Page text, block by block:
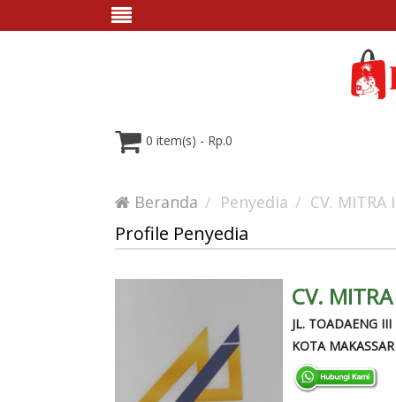
0 item(s) - Rp.0
Beranda Penyedia CV. MITRA
Profile Penyedia
CV.
JL. TOADAENG
KOTA MAKASSAR